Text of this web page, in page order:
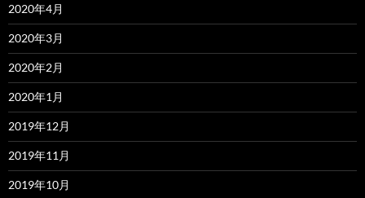
2020年4月
2020年3月
2020年2月
2020年1月
2019年12月
2019年11月
2019年10月